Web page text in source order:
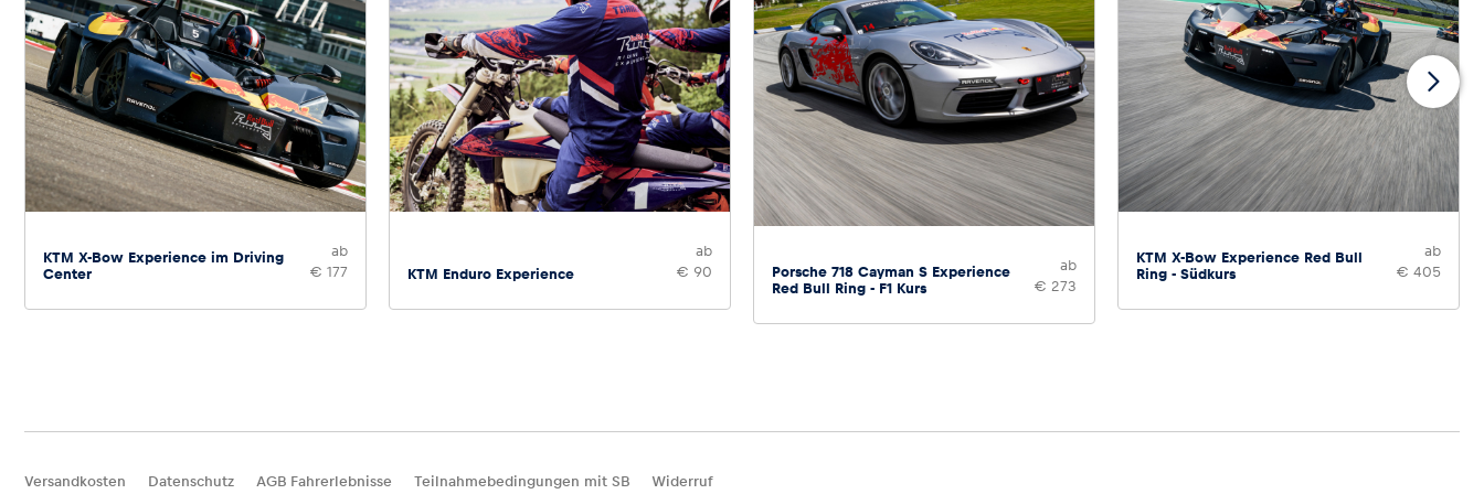
KTM X-Bow Experience im Driving
Center
ab
€ 177
KTM Enduro Experience
ab
€ 90
Porsche 718 Cayman S Experience
Red Bull Ring - F1 Kurs
ab
€ 273
KTM X-Bow Experience Red Bull
Ring - Südkurs
ab
€ 405
Versandkosten Datenschutz AGB Fahrerlebnisse Teilnahmebedingungen mit SB Widerruf